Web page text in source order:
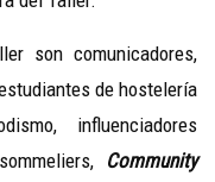
son comunicadores,
de hostelería
influenciadores
Community